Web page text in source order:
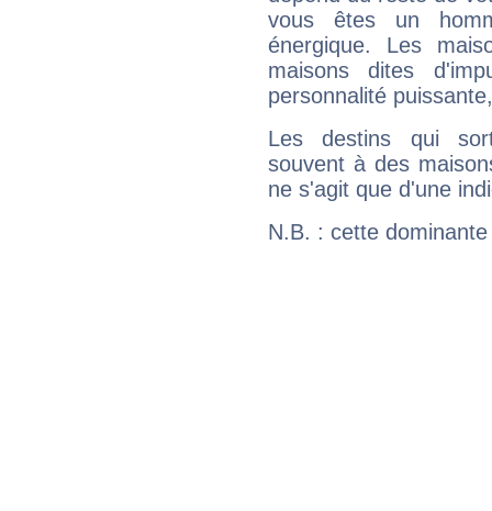
vous êtes un
énergique. Les
maisons dites
personnalité
Les destins qui
souvent à des
ne s'agit que d'une
N.B. : cette